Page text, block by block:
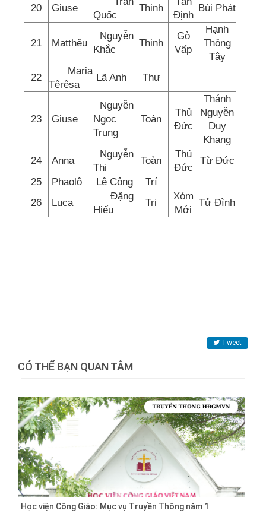
20 Giuse
Quốc
Thịnh
Định
Bùi Phát
21 Matthêu
Nguyễn
Khắc
Thịnh
Gò
Vấp
Hạnh
Thông
Tây
22
Maria
Têrêsa
Lã Anh Thư
23 Giuse
Nguyễn
Ngọc
Trung
Toàn
Thủ
Đức
Thánh
Nguyễn
Duy
Khang
24
Anna
Nguyễn
Thị
Toàn
Thủ
Đức
Từ Đức
25
Phaolô Lê Công
Trí
26
Luca
Đặng
Hiếu
Trị
Xóm
Mới
Tử Đình
Tweet
CÓ THỂ BẠN QUAN TÂM
Học viện Công Giáo: Mục vụ Truyền Thông năm 1